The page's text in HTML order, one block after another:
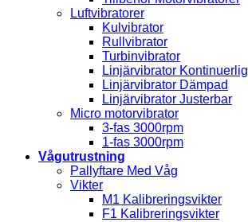
Luftvibratorer
Kulvibrator
Rullvibrator
Turbinvibrator
Linjärvibrator Kontinuerlig
Linjärvibrator Dämpad
Linjärvibrator Justerbar
Micro motorvibrator
3-fas 3000rpm
1-fas 3000rpm
Vågutrustning
Pallyftare Med Våg
Vikter
M1 Kalibreringsvikter
F1 Kalibreringsvikter